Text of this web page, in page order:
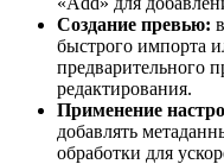
Создание превью:
быстрого импорта
предварительного
редактирования.
Применение
добавлять
обработки для